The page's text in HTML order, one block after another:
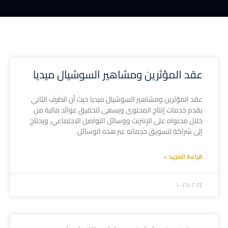
عقد المؤثرين ومشاهير السوشيال ميديا
عقد المؤثرين ومشاهير السوشيال ميديا حيث أن الطرف الثاني
يقدم خدمات إنتاج المحتوى ويسعى لتحقيق عوائد مالية من
خلال محتواه على الإنترنت ووسائل التواصل الاجتماعي، ويحتاج
إلى شراكة لتسويق خدماته عبر هذه الوسائل
قراءة المزيد »
۲۰۲٤-۱۰-۲۷